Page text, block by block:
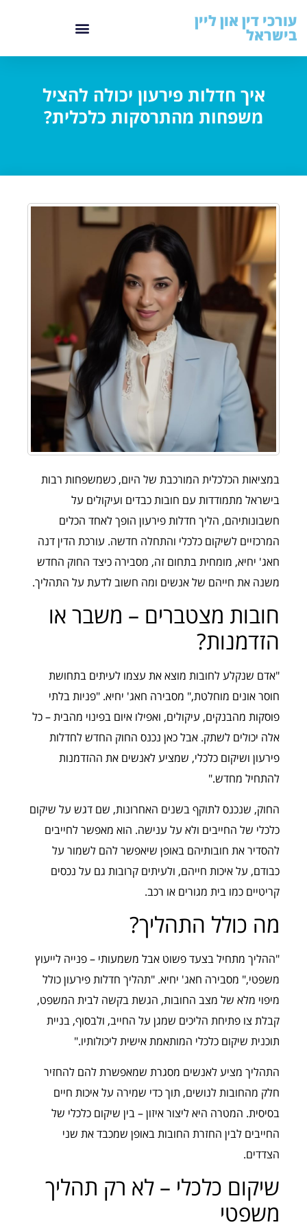
עורכי דין און ליין
בישראל
איך חדלות פירעון יכולה להציל
משפחות מהתרסקות כלכלית?
במציאות הכלכלית המורכבת של היום, כשמשפחות רבות
בישראל מתמודדות עם חובות כבדים ועיקולים על
חשבונותיהם, הליך חדלות פירעון הופך לאחד הכלים
המרכזיים לשיקום כלכלי והתחלה חדשה. עורכת הדין דנה
חאג' יחיא, מומחית בתחום זה, מסבירה כיצד החוק החדש
משנה את חייהם של אנשים ומה חשוב לדעת על התהליך.
חובות מצטברים – משבר או
הזדמנות?
"אדם שנקלע לחובות מוצא את עצמו לעיתים בתחושת
חוסר אונים מוחלטת," מסבירה חאג' יחיא. "פניות בלתי
פוסקות מהבנקים, עיקולים, ואפילו איום בפינוי מהבית – כל
אלה יכולים לשתק. אבל כאן נכנס החוק החדש לחדלות
פירעון ושיקום כלכלי, שמציע לאנשים את ההזדמנות
להתחיל מחדש."
החוק, שנכנס לתוקף בשנים האחרונות, שם דגש על שיקום
כלכלי של החייבים ולא על ענישה. הוא מאפשר לחייבים
להסדיר את חובותיהם באופן שיאפשר להם לשמור על
כבודם, על איכות חייהם, ולעיתים קרובות גם על נכסים
קריטיים כמו בית מגורים או רכב.
מה כולל התהליך?
"ההליך מתחיל בצעד פשוט אבל משמעותי – פנייה לייעוץ
משפטי," מסבירה חאג' יחיא. "תהליך חדלות פירעון כולל
מיפוי מלא של מצב החובות, הגשת בקשה לבית המשפט,
קבלת צו פתיחת הליכים שמגן על החייב, ולבסוף, בניית
תוכנית שיקום כלכלי המותאמת אישית ליכולותיו."
התהליך מציע לאנשים מסגרת שמאפשרת להם להחזיר
חלק מהחובות לנושים, תוך כדי שמירה על איכות חיים
בסיסית. המטרה היא ליצור איזון – בין שיקום כלכלי של
החייבים לבין החזרת החובות באופן שמכבד את שני
הצדדים.
שיקום כלכלי – לא רק תהליך
משפטי